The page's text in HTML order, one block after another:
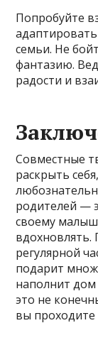
Попробуйте
семьи. Не
фантазию.
радости и
Совместные
раскрыть
родителей —
своему
вдохновлять.
регулярной
подарит
наполнит
это не
вы проходите